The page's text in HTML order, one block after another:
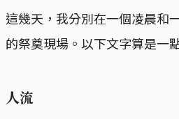
這幾天，我分別在一個凌晨和
的祭奠現場。以下文字算是一
人流